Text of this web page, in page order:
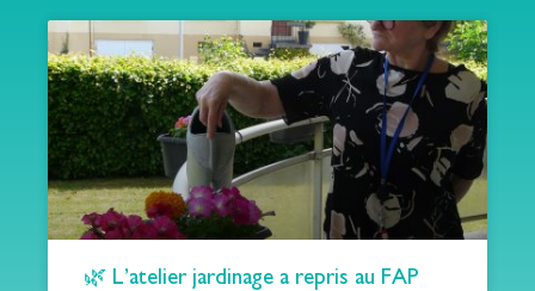
🌿 L’atelier jardinage a repris au FAP